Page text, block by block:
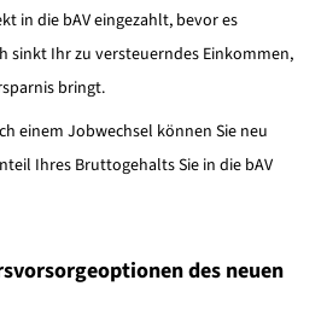
in die bAV eingezahlt, bevor es
sinkt Ihr zu versteuerndes Einkommen,
bringt.
einem Jobwechsel können Sie neu
Ihres Bruttogehalts Sie in die bAV
des neuen